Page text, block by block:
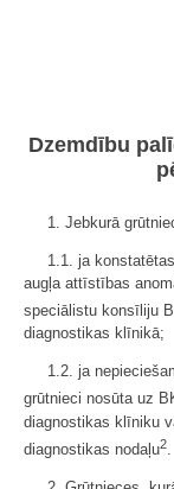
Dzemdību
1. Jebkurā
1.1. ja
augļa attīstības
speciālistu konsīliju
diagnostikas klīnikā;
1.2. ja
grūtnieci nosūta uz
diagnostikas klīniku
diagnostikas nodaļu2